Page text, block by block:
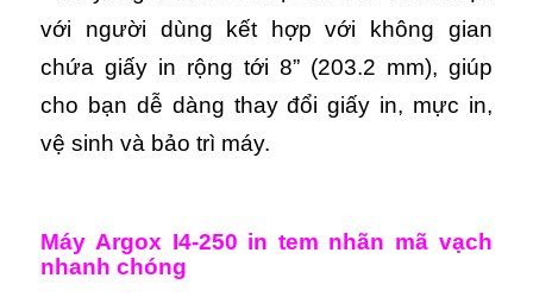
với người dùng kết hợp với không gian
chứa giấy in rộng tới 8” (203.2 mm), giúp
cho bạn dễ dàng thay đổi giấy in, mực in,
vệ sinh và bảo trì máy.
Máy Argox I4-250 in tem nhãn mã vạch
nhanh chóng